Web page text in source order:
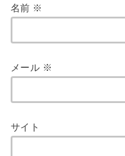
名前 ※
メール ※
サイト